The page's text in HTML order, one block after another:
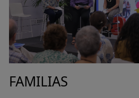
FAMILIAS